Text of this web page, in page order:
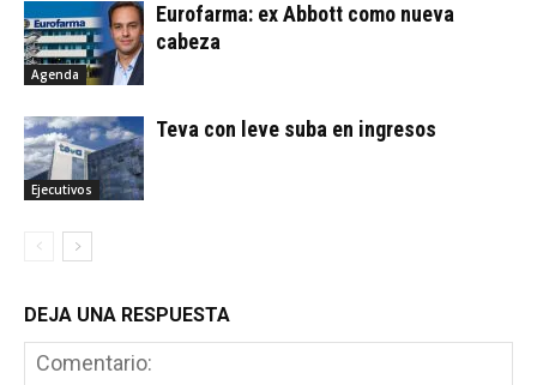
Agenda
Eurofarma: ex Abbott como nueva
cabeza
Ejecutivos
Teva con leve suba en ingresos
DEJA UNA RESPUESTA